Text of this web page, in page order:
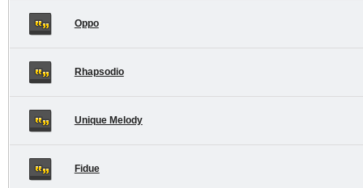
Oppo
Rhapsodio
Unique Melody
Fidue